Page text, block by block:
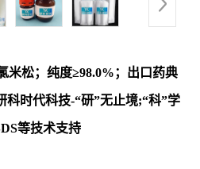
米松；纯度≥98.0%；出口药典
科时代科技-“研”无止境;“科”学
等技术支持